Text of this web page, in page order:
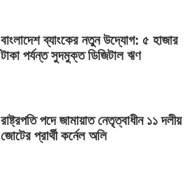
বাংলাদেশ ব্যাংকের নতুন উদ্যোগ: ৫ হাজার
টাকা পর্যন্ত সুদমুক্ত ডিজিটাল ঋণ
রাষ্ট্রপতি পদে জামায়াত নেতৃত্বাধীন ১১ দলীয়
জোটের প্রার্থী কর্নেল অলি